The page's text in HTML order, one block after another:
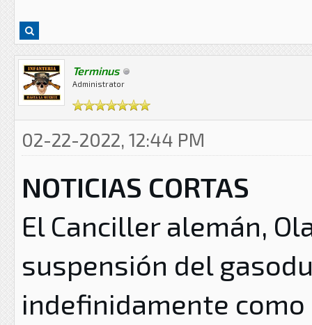
Terminus
Administrator
02-22-2022, 12:44 PM
NOTICIAS CORTAS
El Canciller alemán,
suspensión del
indefinidamente